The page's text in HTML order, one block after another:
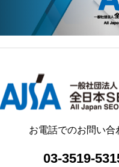
お電話でのお問い合
03-3519-